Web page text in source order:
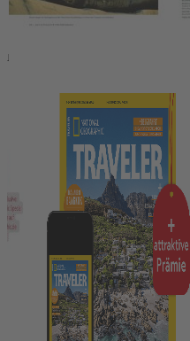
Das könnte Ihnen auch gefallen